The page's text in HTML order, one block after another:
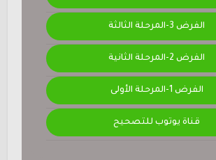
الفرض 3-المرحلة الثالثة
الفرض 2-المرحلة الثانية
الفرض 1-المرحلة الأولى
قناة يوتوب للتصحيح